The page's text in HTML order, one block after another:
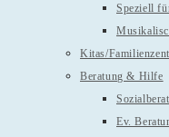
Speziell
Kitas/
Beratung & Hilfe
Ev.